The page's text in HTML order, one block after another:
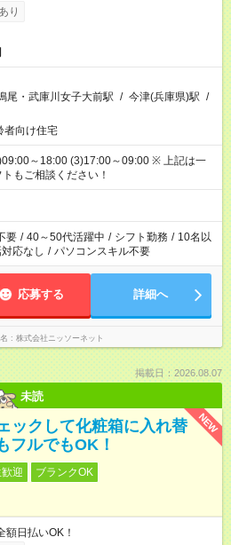
り
尾・武庫川女子大前駅 / 今津(兵庫県)駅 /
者向け住宅
～18:00 (3)17:00～09:00 ※ 上記は一
もご相談ください！
要 / 40～50代活躍中 / シフト勤務 / 10名以
応なし / パソコンスキル不要
応募する 詳細へ
株式会社ニッソーネット
掲載日：2026.08.07
未読
NEW
ックして化粧箱に入れ替
フルでもOK！
迎
ブランクOK
日払いOK！